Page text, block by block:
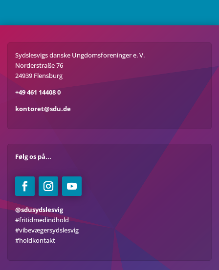
Sydslesvigs danske Ungdomsforeninger e. V.
Norderstraße 76
24939 Flensburg
+49 461 14408 0
kontoret@sdu.de
Følg os på...
@sdusydslesvig
#fritidmedindhold
#vibevægersydslesvig
#holdkontakt